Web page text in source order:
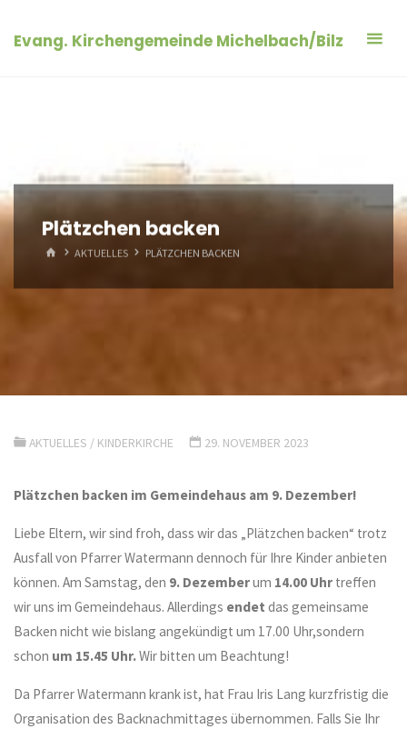
InhaltEvang. Kirchengemeinde Michelbach/Bilz
Plätzchen backen
START
AKTUELLES PLÄTZCHEN BACKEN
AKTUELLES / KINDERKIRCHE 29. NOVEMBER 2023
Plätzchen backen im Gemeindehaus am 9. Dezember!
Liebe Eltern, wir sind froh, dass wir das „Plätzchen backen“ trotz
Ausfall von Pfarrer Watermann dennoch für Ihre Kinder anbieten
können. Am Samstag, den 9. Dezemberum 14.00 Uhr treffen
wir uns im Gemeindehaus. Allerdings endet das gemeinsame
Backen nicht wie bislang angekündigt um 17.00 Uhr,sondern
schon um 15.45 Uhr.Wir bitten um Beachtung!
Da Pfarrer Watermann krank ist, hat Frau Iris Lang kurzfristig die
Organisation des Backnachmittages übernommen. Falls Sie Ihr